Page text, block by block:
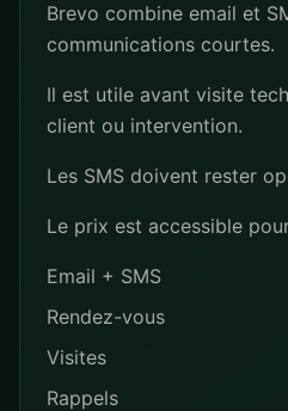
Brevo combine email et
communications courtes.
Il est utile avant visite
client ou intervention.
Les SMS doivent rester
Le prix est accessible
Email + SMS
Rendez-vous
Visites
Rappels